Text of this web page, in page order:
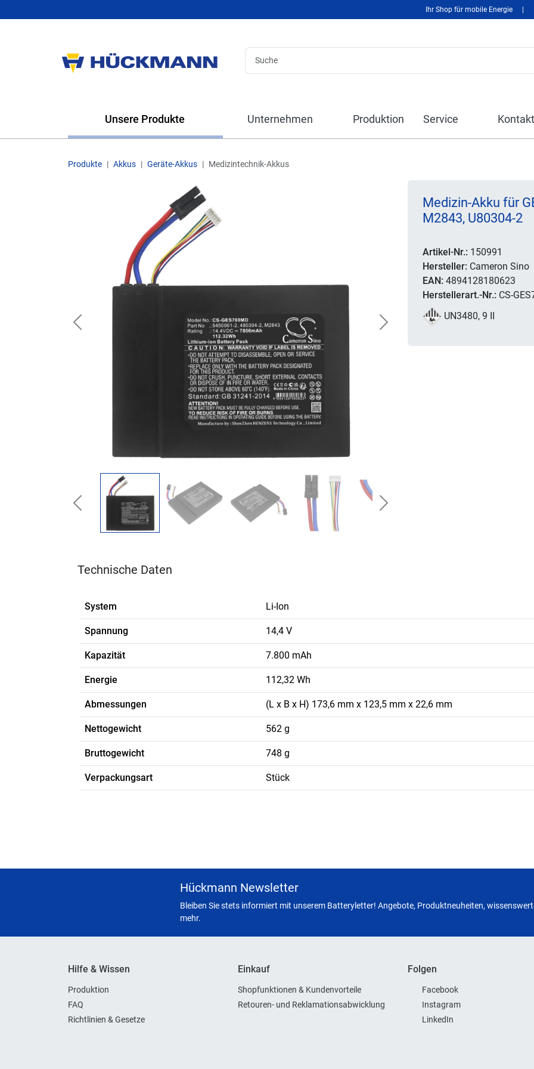
Ihr Shop für mobile Energie
Unsere Produkte Unternehmen Produktion Service Kontakt
Produkte Akkus Geräte-Akkus Medizintechnik-Akkus
Previous Next
Previous Next
Medizin-Akku für
M2843, U80304-2
Artikel-Nr.: 150991
Hersteller: Cameron Sino
EAN: 4894128180623
Herstellerart.-Nr.: CS-
UN3480, 9 II
Technische Daten
System Li-Ion
Spannung 14,4 V
Kapazität 7.800 mAh
Energie 112,32 Wh
Abmessungen (L x B x H) 173,6 mm x 123,5 mm x 22,6 mm
Nettogewicht 562 g
Bruttogewicht 748 g
Verpackungsart Stück
Hückmann Newsletter
Bleiben Sie stets informiert mit unserem Batteryletter! Angebote, Produktneuheiten,
mehr.
Hilfe & Wissen
Produktion
FAQ
Richtlinien & Gesetze
Einkauf
Shopfunktionen & Kundenvorteile
Retouren- und Reklamationsabwicklung
Folgen
Facebook
Instagram
LinkedIn